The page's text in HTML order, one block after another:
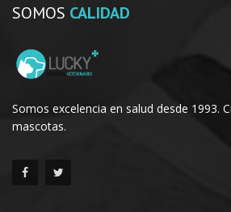
SOMOS CALIDAD
Somos excelencia en salud desde 1993.
mascotas.